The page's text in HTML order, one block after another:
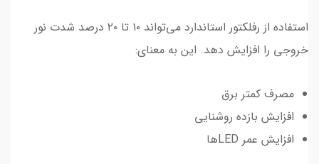
استفاده از رفلکتور استاندارد می‌تواند ۱۰ تا ۲۰ درصد شدت نور
خروجی را افزایش دهد. این به معنای:
مصرف کمتر برق
افزایش بازده روشنایی
افزایش عمر LEDها